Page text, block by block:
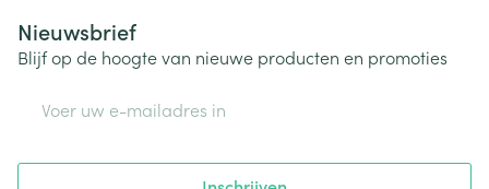
Nieuwsbrief
Blijf op de hoogte van nieuwe producten en promoties